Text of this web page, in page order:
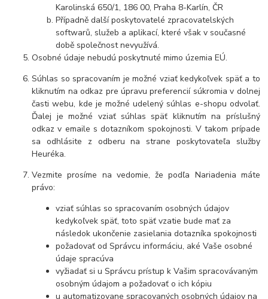
Karolinská 650/1, 186 00, Praha 8-Karlín, ČR
Případně další poskytovatelé zpracovatelských
softwarů, služeb a aplikací, které však v současné
době společnost nevyužívá.
Osobné údaje nebudú poskytnuté mimo územia EÚ.
Súhlas so spracovaním je možné vziať kedykoľvek späť a to
kliknutím na odkaz pre úpravu preferencií súkromia v dolnej
časti webu, kde je možné udelený súhlas e-shopu odvolať.
Ďalej je možné vziať súhlas späť kliknutím na príslušný
odkaz v emaile s dotazníkom spokojnosti. V takom prípade
sa odhlásite z odberu na strane poskytovateľa služby
Heuréka.
Vezmite prosíme na vedomie, že podľa Nariadenia máte
právo:
vziať súhlas so spracovaním osobných údajov
kedykoľvek späť, toto späť vzatie bude mať za
následok ukončenie zasielania dotazníka spokojnosti
požadovať od Správcu informáciu, aké Vaše osobné
údaje spracúva
vyžiadať si u Správcu prístup k Vašim spracovávaným
osobným údajom a požadovať o ich kópiu
u automatizovane spracovaných osobných údajov na